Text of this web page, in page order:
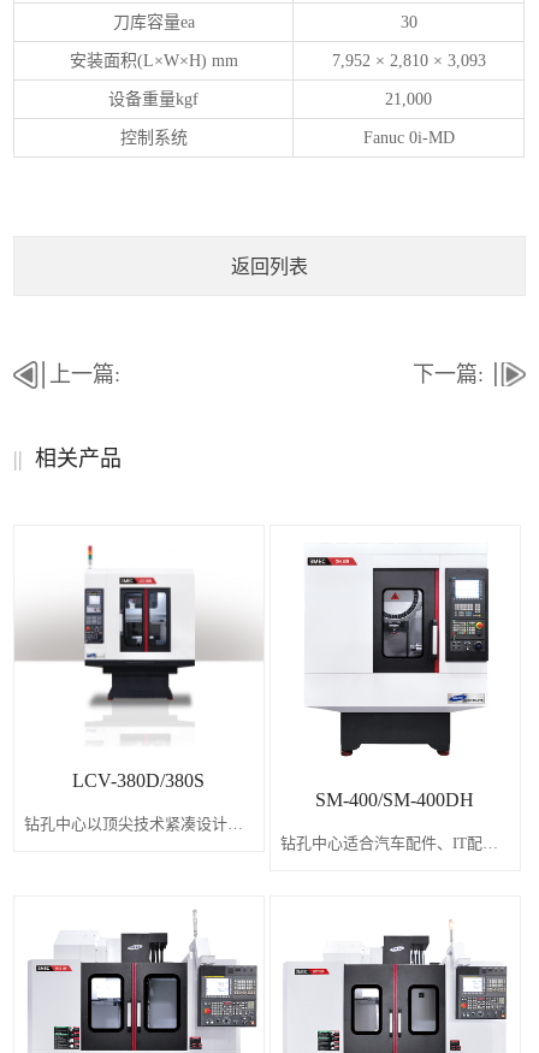
刀库容量ea 30
安装面积(L×W×H) mm 7,952 × 2,810 × 3,093
设备重量kgf 21,000
控制系统 Fanuc 0i-MD
返回列表
上一篇: 下一篇:
|| 相关产品
LCV-380D/380S
SM-400/SM-400DH